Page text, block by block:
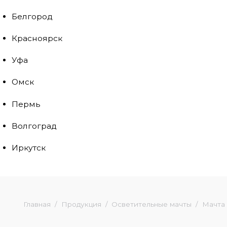
Белгород
Красноярск
Уфа
Омск
Пермь
Волгоград
Иркутск
Главная Продукция Осветительные мачты